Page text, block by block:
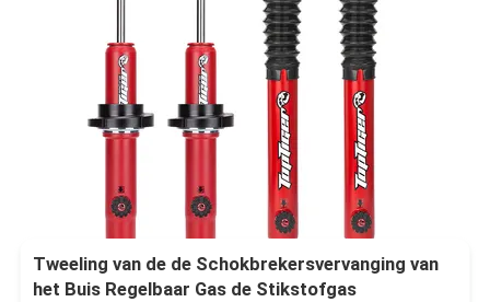
Tweeling van de de Schokbrekersvervanging van
het Buis Regelbaar Gas de Stikstofgas